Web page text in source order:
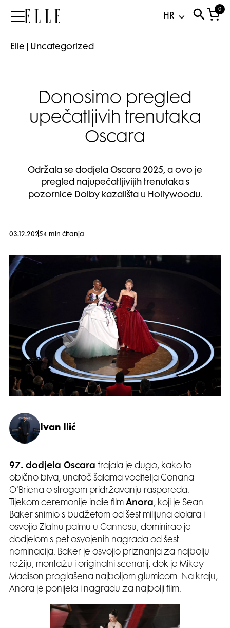
Elle
0
Elle Uncategorized
Donosimo pregled
upečatljivih trenutaka
Oscara
Održala se dodjela Oscara 2025, a ovo je
pregled najupečatljivijih trenutaka s
pozornice Dolby kazališta u Hollywoodu.
03.12.20254 min čitanja
Ivan Ilić
97. dodjela Oscara trajala je dugo, kako to
obično biva, unatoč šalama voditelja Conana
O’Briena o strogom pridržavanju rasporeda.
Tijekom ceremonije indie film Anora, koji je Sean
Baker snimio s budžetom od šest milijuna dolara i
osvojio Zlatnu palmu u Cannesu, dominirao je
dodjelom s pet osvojenih nagrada od šest
nominacija. Baker je osvojio priznanja za najbolju
režiju, montažu i originalni scenarij, dok je Mikey
Madison proglašena najboljom glumicom. Na kraju,
Anora je ponijela i nagradu za najbolji film.